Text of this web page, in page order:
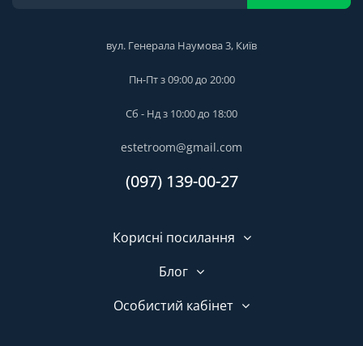
вул. Генерала Наумова 3, Київ
Пн-Пт з 09:00 до 20:00
Сб - Нд з 10:00 до 18:00
estetroom@gmail.com
(097) 139-00-27
Корисні посилання
Блог
Особистий кабінет